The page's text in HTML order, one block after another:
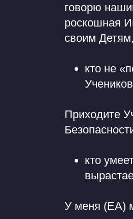
говорю
роскошная
своим
кто не
Учеников
Приходите
кто
У меня (ЕА)